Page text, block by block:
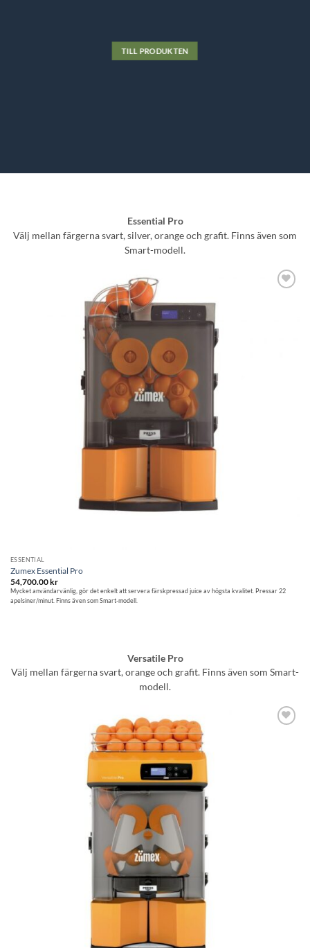
TILL PRODUKTEN
Essential Pro
Välj mellan färgerna svart, silver, orange och grafit. Finns även som
Smart-modell.
ESSENTIAL
Zumex Essential Pro
54,700.00kr
Mycket användarvänlig, gör det enkelt att servera färskpressad juice av högsta kvalitet. Pressar 22
apelsiner/minut. Finns även som Smart-modell.
Versatile Pro
Välj mellan färgerna svart, orange och grafit. Finns även som Smart-
modell.